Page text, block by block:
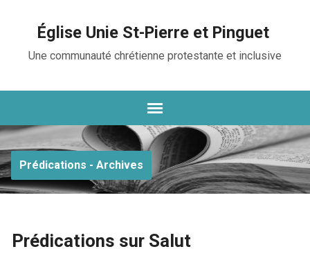
Église Unie St-Pierre et Pinguet
Une communauté chrétienne protestante et inclusive
Prédications - Archives
Prédications sur Salut